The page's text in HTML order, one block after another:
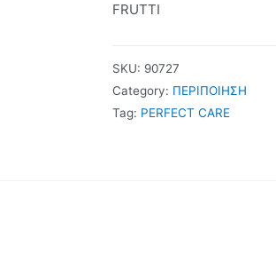
FRUTTI
SKU: 90727
Category: ΠΕΡΙΠΟΙΗΣΗ
Tag: PERFECT CARE